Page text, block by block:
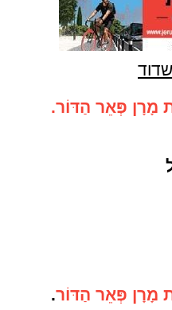
מָרָן פְּאֵר הַדּוֹר.
מָרָן פְּאֵר הַדּוֹר.